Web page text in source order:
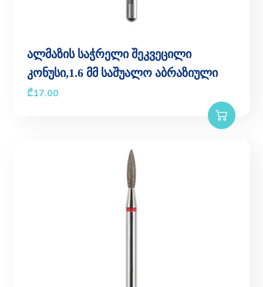
ალმაზის საჭრელი შეკვეცილი
კონუსი,1.6 მმ საშუალო აბრაზიული
₾17.00